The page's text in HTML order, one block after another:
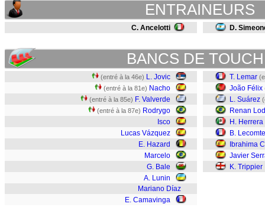
ENTRAINEURS
C. Ancelotti D.
BANCS DE
(entré à la 46e) L. Jovic
(entré à la 81e) Nacho
(entré à la 85e) F. Valverde
(entré à la 87e) Rodrygo
Isco
Lucas Vázquez
E. Hazard
Marcelo
G. Bale
A. Lunin
Mariano Díaz
E. Camavinga
T. Lemar
João Félix
L. Suárez
Renan
H. Herrera
B. Lecomte
Ibrahima
Javier
K. Trippier